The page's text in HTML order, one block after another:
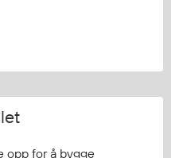
opp for å bygge